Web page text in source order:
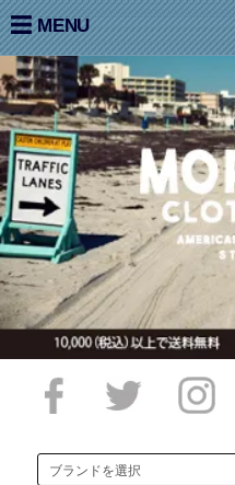
大阪高槻,国産ジーンズ,アメカジ,
ボ,WORKERS,ワーカーズ
MENU